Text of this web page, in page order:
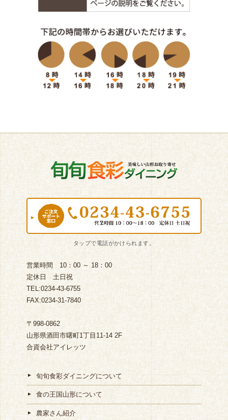
営業時間 10：00 ～ 18：00
定休日 土日祝
TEL:0234-43-6755
FAX:0234-31-7840
〒998-0862
山形県酒田市曙町1丁目11-14 2F
合資会社アイレッツ
旬旬食彩ダイニングについて
食の王国山形について
農家さん紹介